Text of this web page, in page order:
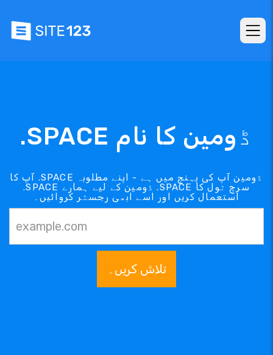
.SPACE ڈومین کا نام
آپ کا .SPACE ڈومین آپ کی پہنچ میں ہے - اپنے مطلوبہ
.SPACE ڈومین کے لیے ہمارے .SPACE سرچ ٹول کا
استعمال کریں اور اسے ابھی رجسٹر کروائیں۔
تلاش کریں۔